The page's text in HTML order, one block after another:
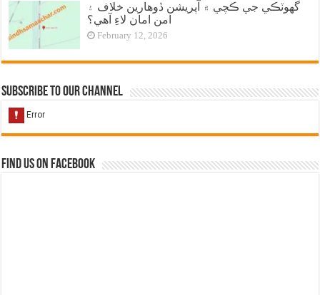
گهوٽڪي جي ڪچي ۾ آپريشن ڏوهارين خلاف ۽
امن امان لاءِ آهي؟
February 12, 2026
Subscribe to our Channel
Find us on Facebook